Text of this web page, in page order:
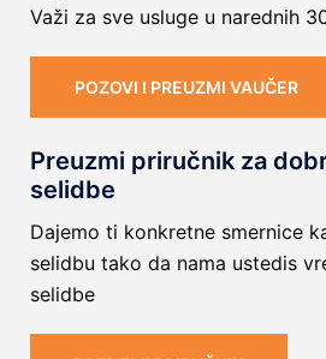
Važi za sve usluge u narednih
POZOVI I PREUZMI VAUČER
Preuzmi priručnik za
selidbe
Dajemo ti konkretne smernice
selidbu tako da nama ustedis
selidbe